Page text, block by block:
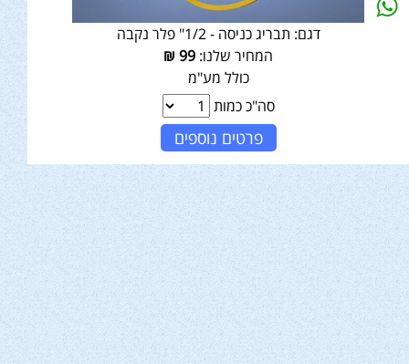
דגם: תבריג כניסה - 1/2" פלר נקבה
המחיר שלנו: 99
₪
כולל מע"מ
סה"כ כמות
פרטים נוספים